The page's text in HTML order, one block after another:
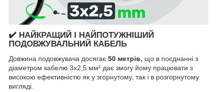
✔️ НАЙКРАЩИЙ І НАЙПОТУЖНІШИЙ
ПОДОВЖУВАЛЬНИЙ КАБЕЛЬ
Довжина подовжувача досягає 50 метрів, що в поєднанні з
діаметром кабелю 3x2,5 мм² дає змогу йому працювати з
високою ефективністю як у згорнутому, так і в розгорнутому
вигляді.